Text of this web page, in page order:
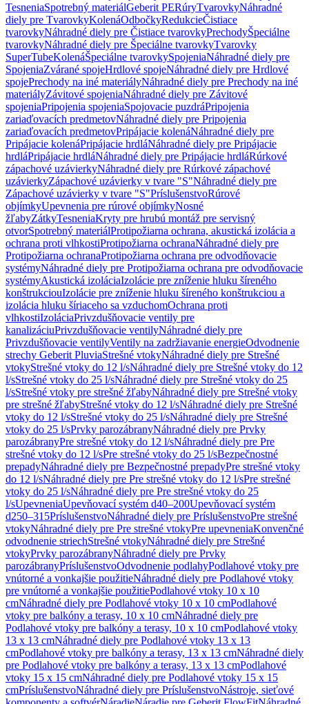
TesneniaSpotrebný materiálGeberit PERúryTvarovkyNáhradné
diely pre TvarovkyKolenáOdbočkyRedukcieČistiace
tvarovkyNáhradné diely pre Čistiace tvarovkyPrechodyŠpeciálne
tvarovkyNáhradné diely pre Špeciálne tvarovkyTvarovky
SuperTubeKolenáŠpeciálne tvarovkySpojeniaNáhradné diely pre
SpojeniaZvárané spojeHrdlové spojeNáhradné diely pre Hrdlové
spojePrechody na iné materiályNáhradné diely pre Prechody na iné
materiályZávitové spojeniaNáhradné diely pre Závitové
spojeniaPripojenia spojeniaSpojovacie puzdráPripojenia
zariaďovacích predmetovNáhradné diely pre Pripojenia
zariaďovacích predmetovPripájacie kolenáNáhradné diely pre
Pripájacie kolenáPripájacie hrdláNáhradné diely pre Pripájacie
hrdláPripájacie hrdláNáhradné diely pre Pripájacie hrdláRúrkové
zápachové uzávierkyNáhradné diely pre Rúrkové zápachové
uzávierkyZápachové uzávierky v tvare "S"Náhradné diely pre
Zápachové uzávierky v tvare "S"PríslušenstvoRúrové
objímkyUpevnenia pre rúrové objímkyNosné
žľabyZátkyTesneniaKryty pre hrubú montáž pre servisný
otvorSpotrebný materiálProtipožiarna ochrana, akustická izolácia a
ochrana proti vlhkostiProtipožiarna ochranaNáhradné diely pre
Protipožiarna ochranaProtipožiarna ochrana pre odvodňovacie
systémyNáhradné diely pre Protipožiarna ochrana pre odvodňovacie
systémyAkustická izoláciaIzolácie pre zníženie hluku šíreného
konštrukciouIzolácie pre zníženie hluku šíreného konštrukciou a
izolácia hluku šíriaceho sa vzduchomOchrana proti
vlhkostiIzoláciaPrivzdušňovacie ventily pre
kanalizáciuPrivzdušňovacie ventilyNáhradné diely pre
Privzdušňovacie ventilyVentily na zadržiavanie energieOdvodnenie
strechy Geberit PluviaStrešné vtokyNáhradné diely pre Strešné
vtokyStrešné vtoky do 12 l/sNáhradné diely pre Strešné vtoky do 12
l/sStrešné vtoky do 25 l/sNáhradné diely pre Strešné vtoky do 25
l/sStrešné vtoky pre strešné žľabyNáhradné diely pre Strešné vtoky
pre strešné žľabyStrešné vtoky do 12 l/sNáhradné diely pre Strešné
vtoky do 12 l/sStrešné vtoky do 25 l/sNáhradné diely pre Strešné
vtoky do 25 l/sPrvky parozábranyNáhradné diely pre Prvky
parozábranyPre strešné vtoky do 12 l/sNáhradné diely pre Pre
strešné vtoky do 12 l/sPre strešné vtoky do 25 l/sBezpečnostné
prepadyNáhradné diely pre Bezpečnostné prepadyPre strešné vtoky
do 12 l/sNáhradné diely pre Pre strešné vtoky do 12 l/sPre strešné
vtoky do 25 l/sNáhradné diely pre Pre strešné vtoky do 25
l/sUpevneniaUpevňovací systém d40–200Upevňovací systém
d250–315PríslušenstvoNáhradné diely pre PríslušenstvoPre strešné
vtokyNáhradné diely pre Pre strešné vtokyPre upevneniaKonvenčné
odvodnenie striechStrešné vtokyNáhradné diely pre Strešné
vtokyPrvky parozábranyNáhradné diely pre Prvky
parozábranyPríslušenstvoOdvodnenie podlahyPodlahové vtoky pre
vnútorné a vonkajšie použitieNáhradné diely pre Podlahové vtoky
pre vnútorné a vonkajšie použitiePodlahové vtoky 10 x 10
cmNáhradné diely pre Podlahové vtoky 10 x 10 cmPodlahové
vtoky pre balkóny a terasy, 10 x 10 cmNáhradné diely pre
Podlahové vtoky pre balkóny a terasy, 10 x 10 cmPodlahové vtoky
13 x 13 cmNáhradné diely pre Podlahové vtoky 13 x 13
cmPodlahové vtoky pre balkóny a terasy, 13 x 13 cmNáhradné diely
pre Podlahové vtoky pre balkóny a terasy, 13 x 13 cmPodlahové
vtoky 15 x 15 cmNáhradné diely pre Podlahové vtoky 15 x 15
cmPríslušenstvoNáhradné diely pre PríslušenstvoNástroje, sieťové